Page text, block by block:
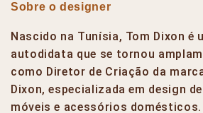
Sobre o designer
Nascido na Tunísia, Tom Dixon é
autodidata que se tornou
como Diretor de Criação da
Dixon, especializada em design
móveis e acessórios